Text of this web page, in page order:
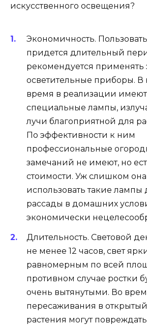
искусственного освещения?
Экономичность.
придется длительный
рекомендуется
осветительные приборы. В
время в реализации
специальные лампы,
лучи благоприятной для
По эффективности к ним
профессиональные
замечаний не имеют, но
стоимости. Уж слишком она
использовать такие лампы
рассады в домашних
экономически
Длительность. Световой
не менее 12 часов, свет
равномерным по всей
противном случае ростки
очень вытянутыми. Во
пересаживания в открытый
растения могут